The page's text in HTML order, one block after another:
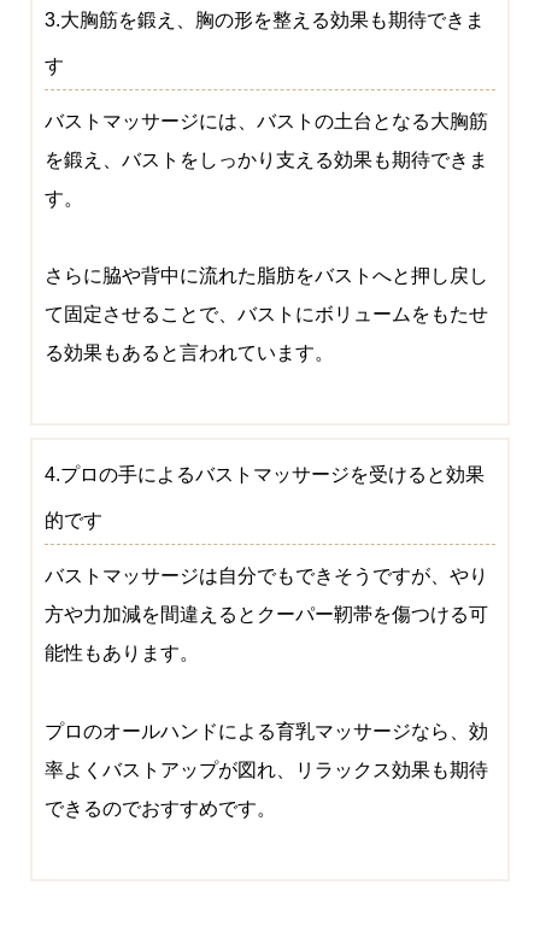
3.大胸筋を鍛え、胸の形を整える効果も期待できま
す
バストマッサージには、バストの土台となる大胸筋
を鍛え、バストをしっかり支える効果も期待できま
す。
さらに脇や背中に流れた脂肪をバストへと押し戻し
て固定させることで、バストにボリュームをもたせ
る効果もあると言われています。
4.プロの手によるバストマッサージを受けると効果
的です
バストマッサージは自分でもできそうですが、やり
方や力加減を間違えるとクーパー靭帯を傷つける可
能性もあります。
プロのオールハンドによる育乳マッサージなら、効
率よくバストアップが図れ、リラックス効果も期待
できるのでおすすめです。